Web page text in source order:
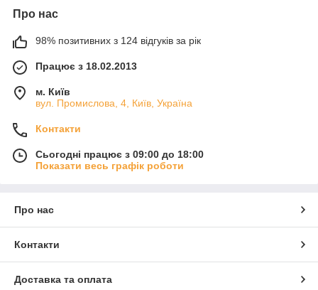
Про нас
98% позитивних з 124 відгуків за рік
Працює з 18.02.2013
м. Київ
вул. Промислова, 4, Київ, Україна
Контакти
Сьогодні працює з 09:00 до 18:00
Показати весь графік роботи
Про нас
Контакти
Доставка та оплата